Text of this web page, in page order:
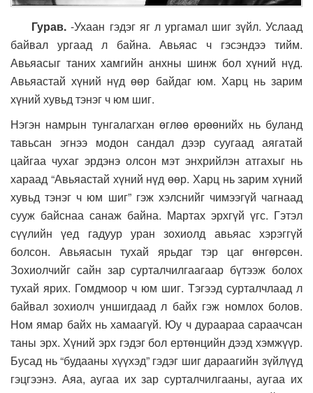
Гурав. -Ухаан гэдэг яг л ургамал шиг зүйл. Услаад
байвал ургаад л байна. Авьяас ч гэсэндээ тийм.
Авьяасыг таних хамгийн анхны шинж бол хүний нүд.
Авьяастай хүний нүд өөр байдаг юм. Харц нь зарим
хүний хувьд тэнэг ч юм шиг.
Нэгэн намрын тунгалагхан өглөө өрөөнийх нь буланд
тавьсан эгнээ модон сандал дээр суугаад аягатай
цайгаа чухаг эрдэнэ олсон мэт энхрийлэн атгахыг нь
хараад “Авьяастай хүний нүд өөр. Харц нь зарим хүний
хувьд тэнэг ч юм шиг” гэж хэлснийг чимээгүй чагнаад
сууж байснаа санаж байна. Мартах эрхгүй үгс. Гэтэл
сүүлийн үед гадуур уран зохиолд авьяас хэрэггүй
болсон. Авьяасын тухай ярьдаг тэр цаг өнгөрсөн.
Зохиолчийг сайн зар сурталчилгаагаар бүтээж болох
тухай ярих. Гомдмоор ч юм шиг. Тэгээд сурталчлаад л
байвал зохиолч уншигдаад л байх гэж номлох болов.
Ном ямар байх нь хамаагүй. Юу ч дураараа сараачсан
таны эрх. Хүний эрх гэдэг бол ертөнцийн дээд хэмжүүр.
Бусад нь “будааны хүүхэд” гэдэг шиг дараагийн зүйлүүд
гэцгээнэ. Аяа, аугаа их зар сурталчилгааны, аугаа их